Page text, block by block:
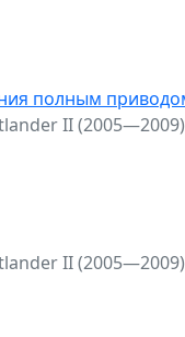
полным
II (2005—2009)
II (2005—2009)